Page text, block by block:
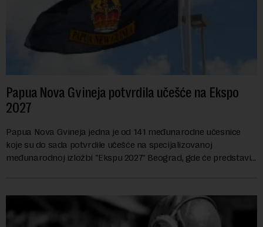
Papua Nova Gvineja potvrdila učešće na Ekspo
2027
Papua Nova Gvineja jedna je od 141 međunarodne učesnice
koje su do sada potvrdile učešće na specijalizovanoj
međunarodnoj izložbi "Ekspu 2027" Beograd, gde će predstaviti